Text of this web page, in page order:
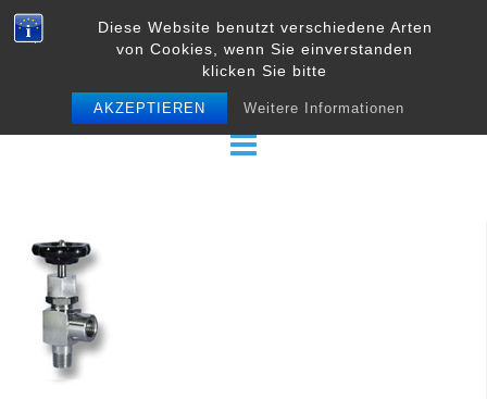
Diese Website benutzt verschiedene Arten
von Cookies, wenn Sie einverstanden
klicken Sie bitte
AKZEPTIEREN Weitere Informationen
Skip